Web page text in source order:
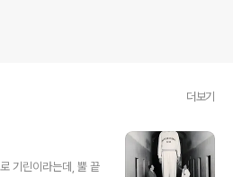
common sense or
더보기
기린이라는데, 뿔 끝